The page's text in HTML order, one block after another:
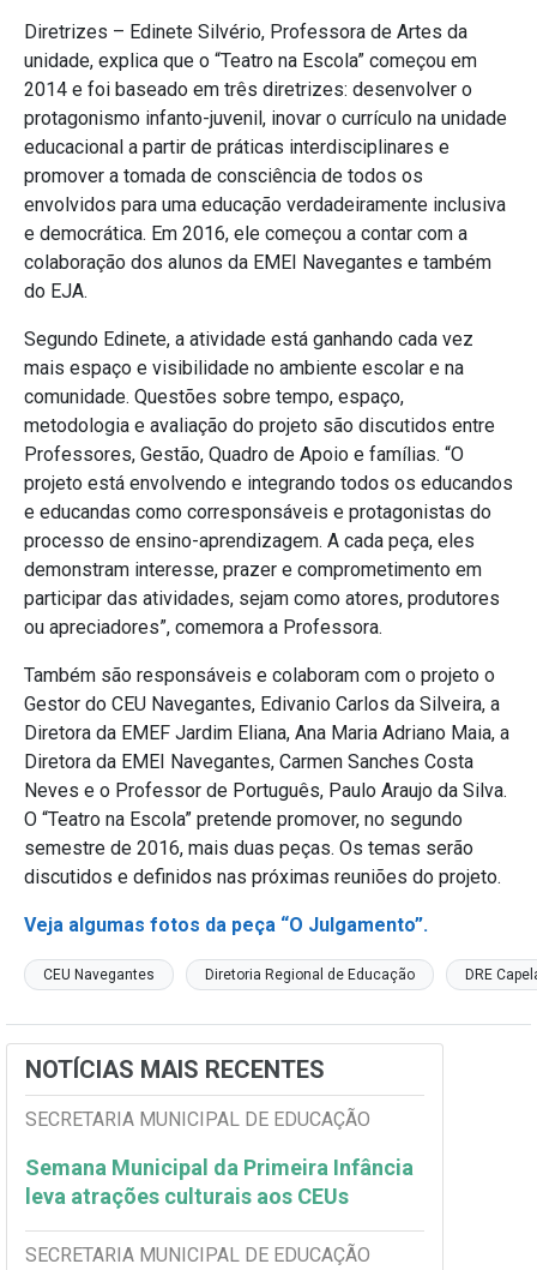
Diretrizes – Edinete Silvério, Professora de Artes da
unidade, explica que o “Teatro na Escola” começou em
2014 e foi baseado em três diretrizes: desenvolver o
protagonismo infanto-juvenil, inovar o currículo na unidade
educacional a partir de práticas interdisciplinares e
promover a tomada de consciência de todos os
envolvidos para uma educação verdadeiramente inclusiva
e democrática. Em 2016, ele começou a contar com a
colaboração dos alunos da EMEI Navegantes e também
do EJA.
Segundo Edinete, a atividade está ganhando cada vez
mais espaço e visibilidade no ambiente escolar e na
comunidade. Questões sobre tempo, espaço,
metodologia e avaliação do projeto são discutidos entre
Professores, Gestão, Quadro de Apoio e famílias. “O
projeto está envolvendo e integrando todos os educandos
e educandas como corresponsáveis e protagonistas do
processo de ensino-aprendizagem. A cada peça, eles
demonstram interesse, prazer e comprometimento em
participar das atividades, sejam como atores, produtores
ou apreciadores”, comemora a Professora.
Também são responsáveis e colaboram com o projeto o
Gestor do CEU Navegantes, Edivanio Carlos da Silveira, a
Diretora da EMEF Jardim Eliana, Ana Maria Adriano Maia, a
Diretora da EMEI Navegantes, Carmen Sanches Costa
Neves e o Professor de Português, Paulo Araujo da Silva.
O “Teatro na Escola” pretende promover, no segundo
semestre de 2016, mais duas peças. Os temas serão
discutidos e definidos nas próximas reuniões do projeto.
Veja algumas fotos da peça “O Julgamento”.
CEU Navegantes Diretoria Regional de Educação DRE
NOTÍCIAS MAIS RECENTES
SECRETARIA MUNICIPAL DE EDUCAÇÃO
Semana Municipal da Primeira Infância
leva atrações culturais aos CEUs
SECRETARIA MUNICIPAL DE EDUCAÇÃO